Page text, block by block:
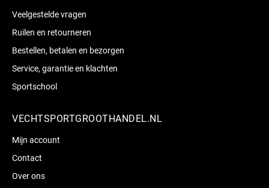
Veelgestelde vragen
Ruilen en retourneren
Bestellen, betalen en bezorgen
Service, garantie en klachten
Sportschool
VECHTSPORTGROOTHANDEL.NL
Mijn account
Contact
Over ons